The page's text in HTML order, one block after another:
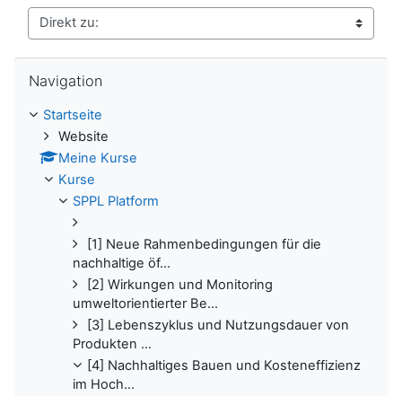
Direkt zu:
Navigation
Startseite
Website
Meine Kurse
Kurse
SPPL Platform
[1] Neue Rahmenbedingungen für die
nachhaltige öf...
[2] Wirkungen und Monitoring
umweltorientierter Be...
[3] Lebenszyklus und Nutzungsdauer von
Produkten ...
[4] Nachhaltiges Bauen und Kosteneffizienz
im Hoch...